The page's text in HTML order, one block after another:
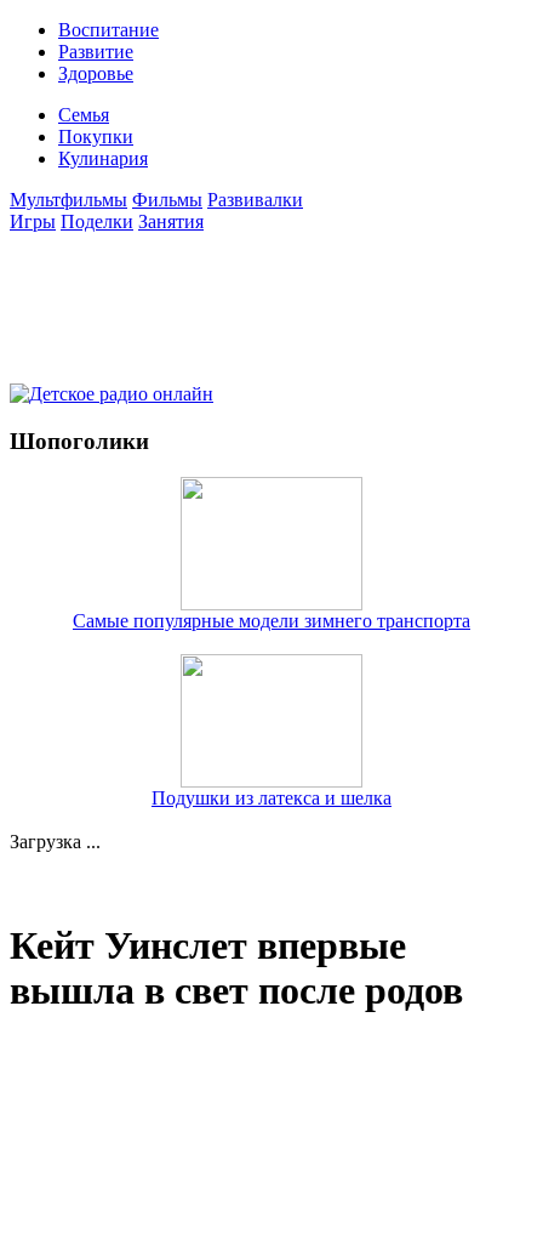
Воспитание
Развитие
Здоровье
Семья
Покупки
Кулинария
Мультфильмы Фильмы Развивалки
Игры Поделки Занятия
Шопоголики
Самые популярные модели зимнего транспорта
Подушки из латекса и шелка
Загрузка ...
Кейт Уинслет впервые
вышла в свет после родов